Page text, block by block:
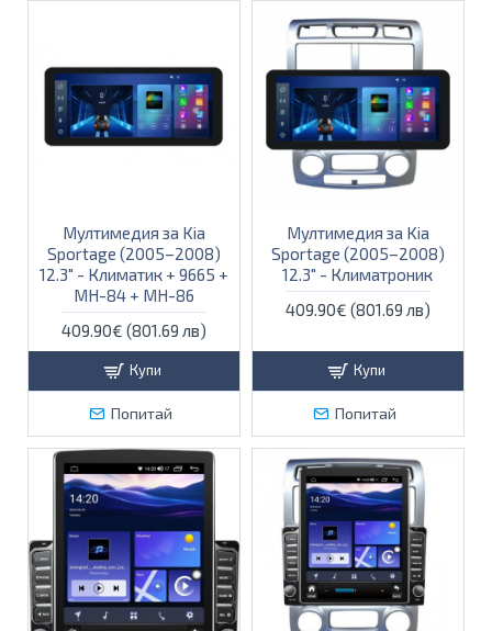
Мултимедия за Kia
Sportage (2005–2008)
12.3″ - Климатик + 9665 +
MH-84 + MH-86
409.90€ (801.69 лв)
Купи
Попитай
Мултимедия за Kia
Sportage (2005–2008)
12.3″ - Климатроник
409.90€ (801.69 лв)
Купи
Попитай